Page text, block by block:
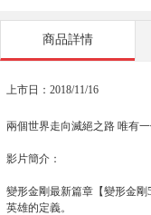
商品詳情
上市日：2018/11/16
兩個世界走向滅絕之路 唯有
影片簡介：
變形金剛最新篇章【變形金
英雄的定義。